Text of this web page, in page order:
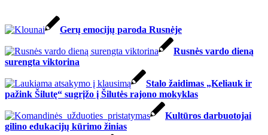
Gerų emocijų paroda Rusnėje
Rusnės vardo dieną
surengta viktorina
Stalo žaidimas „Keliauk ir
pažink Šilutę“ sugrįžo į Šilutės rajono mokyklas
Kultūros darbuotojai
gilino edukacijų kūrimo žinias